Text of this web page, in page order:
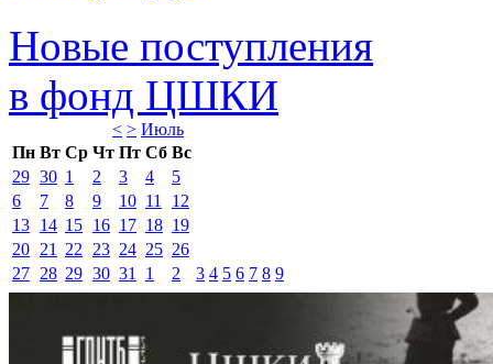
Новые поступления
в фонд ЦШКИ
< > Июль
Пн Вт Ср Чт Пт Сб Вс
29 30 1 2 3 4
5
6
7 8 9 10 11
12
13 14 15 16 17 18 19
20 21 22 23 24 25 26
27 28 29 30 31 1 2 3 4 5 6 7 8 9